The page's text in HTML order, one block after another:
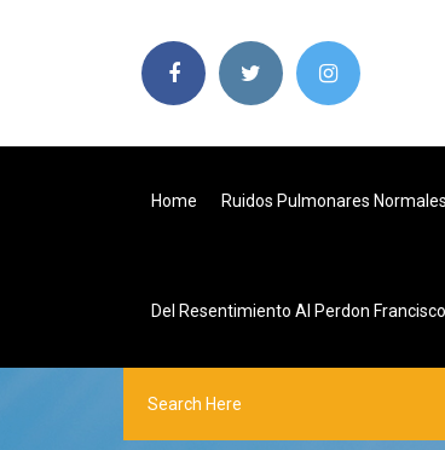
Home Ruidos Pulmonares
Del Resentimiento Al Perdon